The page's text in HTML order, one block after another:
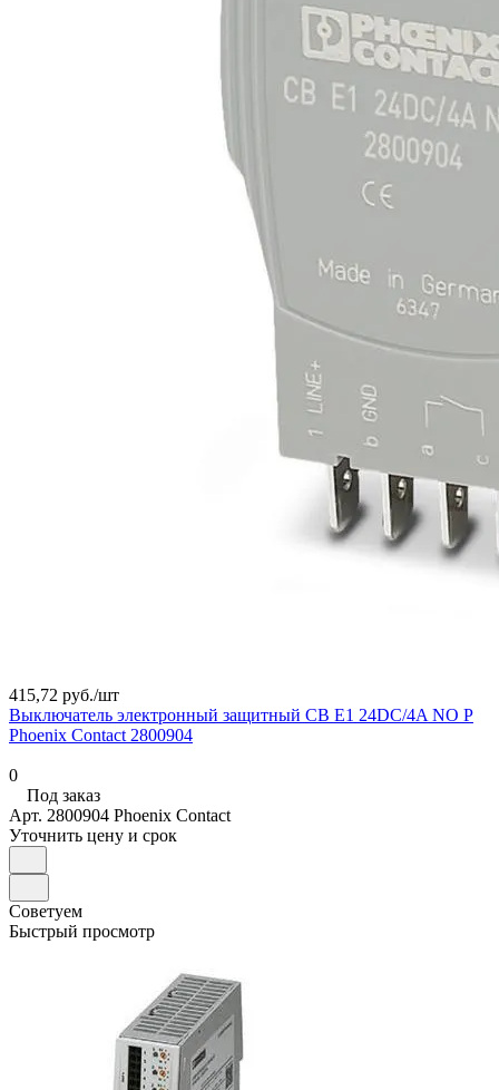
415,72 руб./шт
Выключатель электронный защитный CB E1 24DC/4A NO P
Phoenix Contact 2800904
0
Под заказ
Арт. 2800904 Phoenix Contact
Уточнить цену и срок
Советуем
Быстрый просмотр